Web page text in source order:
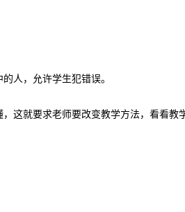
人，允许学生犯错误。
这就要求老师要改变教学方法，看看